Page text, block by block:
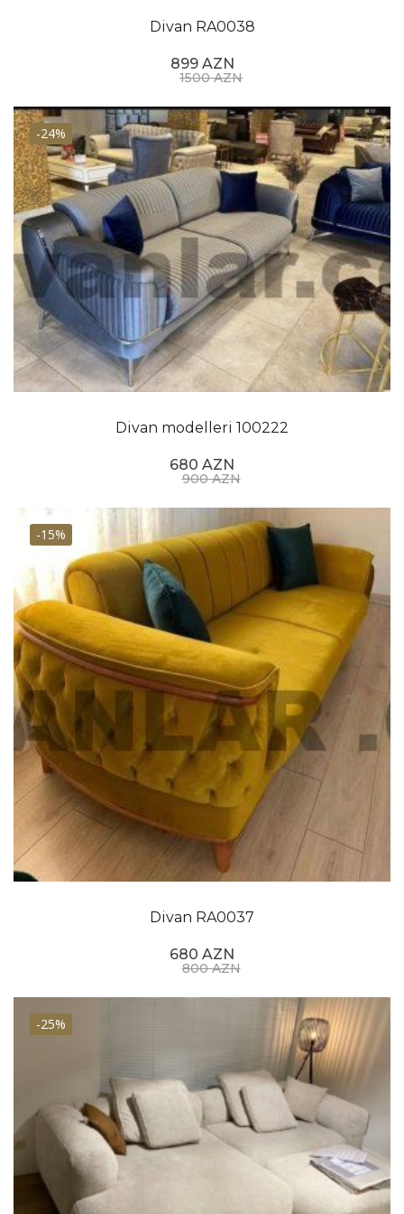
edildikcə müxtəlif qiymətlər meydana çıxır, qiymətlər
daha sərfəli, ucuz olur. İndi daha sərfəli qiymətlərlə
evimizə və ya ofisimizə keyfiyyətli və cibimizə uyğun
modelləri ilə tanış ola bilərsiniz. Evimizin ayrılmaz
mebel növündən sayılan divanlar gündəlik həyatda
TV-yə baxarkən, qonaq gələrkən ən çox istifadə
etdiyimiz mebel əşyalarıdır. Ucuz divanlar ilə
maraqlanırsınızsa saytımızdakı divan modelləri sizin
üçün əla təklifdir.
Ucuz divanların xüsusiyyətləri
Rahatlıqdan əlavə evimizin dizaynında da böyük rol
oynayan divan modelləri üçün markalar istehlakçılara
geniş bir rəng və dizayn seçimi üçün müxtəlif
modellər təqdim edir. Ucuz divan qiymətləri bu
Büdcənizə uyğun ucu divanları saytımızdan rahatlıqla
Divan RA0038
899 AZN
1500 AZN
-24%
Divan modelleri 100222
680 AZN
900 AZN
-15%
Divan RA0037
680 AZN
800 AZN
-25%